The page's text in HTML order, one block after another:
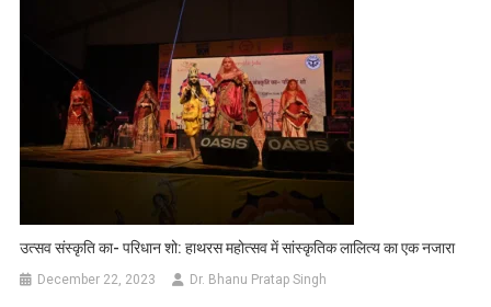
उत्सव संस्कृति का- परिधान शो: हाथरस महोत्सव में सांस्कृतिक लालित्य का एक नजारा
December 22, 2023 Dr. Bhanu Pratap Singh